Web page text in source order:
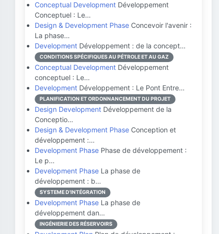
Conceptual Development Développement
Conceptuel : Le…
Design & Development Phase Concevoir l'avenir :
La phase…
Development Développement : de la concept…
CONDITIONS SPÉCIFIQUES AU PÉTROLE ET AU GAZ
Conceptual Development Développement
conceptuel : Le…
Development Développement : Le Pont Entre…
PLANIFICATION ET ORDONNANCEMENT DU PROJET
Design Development Développement de la
Conceptio…
Design & Development Phase Conception et
développement :…
Development Phase Phase de développement :
Le p…
Development Phase La phase de
développement : b…
SYSTEME D'INTÉGRATION
Development Phase La phase de
développement dan…
INGÉNIERIE DES RÉSERVOIRS